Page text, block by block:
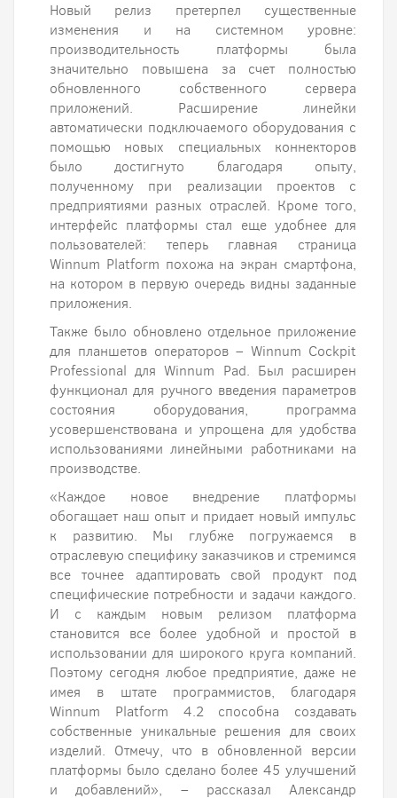
Новый релиз претерпел существенные
изменения и на системном уровне:
производительность платформы была
значительно повышена за счет полностью
обновленного собственного сервера
приложений. Расширение линейки
автоматически подключаемого оборудования с
помощью новых специальных коннекторов
было достигнуто благодаря опыту,
полученному при реализации проектов с
предприятиями разных отраслей. Кроме того,
интерфейс платформы стал еще удобнее для
пользователей: теперь главная страница
Winnum Platform похожа на экран смартфона,
на котором в первую очередь видны заданные
приложения.
Также было обновлено отдельное приложение
для планшетов операторов – Winnum Cockpit
Professional для Winnum Pad. Был расширен
функционал для ручного введения параметров
состояния оборудования, программа
усовершенствована и упрощена для удобства
использованиями линейными работниками на
производстве.
«Каждое новое внедрение платформы
обогащает наш опыт и придает новый импульс
к развитию. Мы глубже погружаемся в
отраслевую специфику заказчиков и стремимся
все точнее адаптировать свой продукт под
специфические потребности и задачи каждого.
И с каждым новым релизом платформа
становится все более удобной и простой в
использовании для широкого круга компаний.
Поэтому сегодня любое предприятие, даже не
имея в штате программистов, благодаря
Winnum Platform 4.2 способна создавать
собственные уникальные решения для своих
изделий. Отмечу, что в обновленной версии
платформы было сделано более 45 улучшений
и добавлений», – рассказал Александр